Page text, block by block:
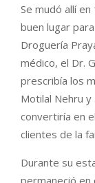
Se mudó allí en
buen lugar
Droguería
médico, el Dr.
prescribía los
Motilal Nehru y
convertiría en
clientes de la
Durante su
permaneció en